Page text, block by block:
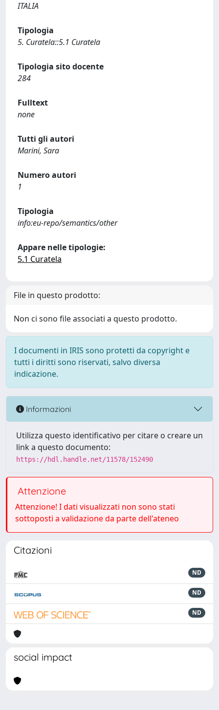
ITALIA
Tipologia
5. Curatela::5.1 Curatela
Tipologia sito docente
284
Fulltext
none
Tutti gli autori
Marini, Sara
Numero autori
1
Tipologia
info:eu-repo/semantics/other
Appare nelle tipologie:
5.1 Curatela
File in questo prodotto:
Non ci sono file associati a questo prodotto.
I documenti in IRIS sono protetti da copyright e
tutti i diritti sono riservati, salvo diversa
indicazione.
Informazioni
Utilizza questo identificativo per citare o creare un
link a questo documento:
https://hdl.handle.net/11578/152490
Attenzione
Attenzione! I dati visualizzati non sono stati
sottoposti a validazione da parte dell'ateneo
Citazioni
ND
ND
ND
social impact